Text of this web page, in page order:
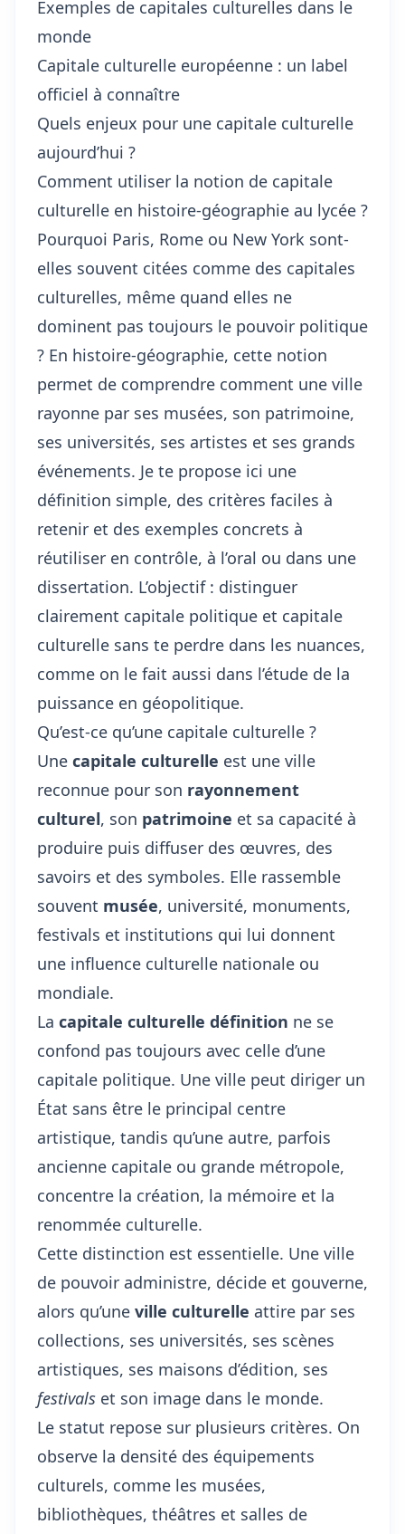
Exemples de capitales culturelles dans le
monde
Capitale culturelle européenne : un label
officiel à connaître
Quels enjeux pour une capitale culturelle
aujourd’hui ?
Comment utiliser la notion de capitale
culturelle en histoire-géographie au lycée ?
Pourquoi Paris, Rome ou New York sont-
elles souvent citées comme des capitales
culturelles, même quand elles ne
dominent pas toujours le pouvoir politique
? En histoire-géographie, cette notion
permet de comprendre comment une ville
rayonne par ses musées, son patrimoine,
ses universités, ses artistes et ses grands
événements. Je te propose ici une
définition simple, des critères faciles à
retenir et des exemples concrets à
réutiliser en contrôle, à l’oral ou dans une
dissertation. L’objectif : distinguer
clairement capitale politique et capitale
culturelle sans te perdre dans les nuances,
comme on le fait aussi dans l’étude de la
puissance en géopolitique.
Qu’est-ce qu’une capitale culturelle ?
Une capitale culturelle est une ville
reconnue pour son rayonnement
culturel, son patrimoine et sa capacité à
produire puis diffuser des œuvres, des
savoirs et des symboles. Elle rassemble
souvent musée, université, monuments,
festivals et institutions qui lui donnent
une influence culturelle nationale ou
mondiale.
La capitale culturelle définition ne se
confond pas toujours avec celle d’une
capitale politique. Une ville peut diriger un
État sans être le principal centre
artistique, tandis qu’une autre, parfois
ancienne capitale ou grande métropole,
concentre la création, la mémoire et la
renommée culturelle.
Cette distinction est essentielle. Une ville
de pouvoir administre, décide et gouverne,
alors qu’une ville culturelle attire par ses
collections, ses universités, ses scènes
artistiques, ses maisons d’édition, ses
festivals et son image dans le monde.
Le statut repose sur plusieurs critères. On
observe la densité des équipements
culturels, comme les musées,
bibliothèques, théâtres et salles de